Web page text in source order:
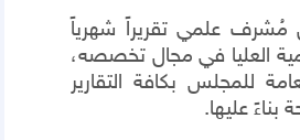
علمي تقريراً شهرياً
العليا في مجال تخصصه،
للمجلس بكافة التقارير
بناءً عليها.